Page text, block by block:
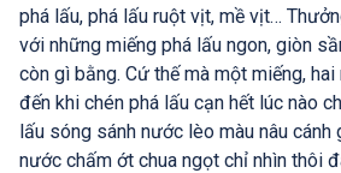
phá lấu, phá lấu ruột vịt, mề vịt…
với những miếng phá lấu ngon, giòn
còn gì bằng. Cứ thế mà một miếng,
đến khi chén phá lấu cạn hết lúc nào
lấu sóng sánh nước lèo màu nâu cánh
nước chấm ớt chua ngọt chỉ nhìn thôi